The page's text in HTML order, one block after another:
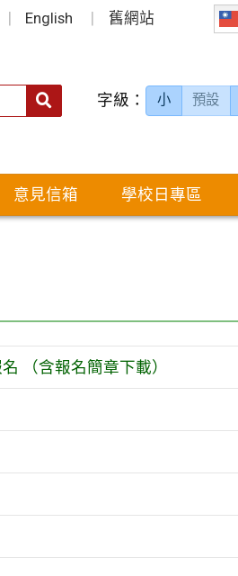
English 舊網站
字級： 小 預設
意見信箱 學校日專區
（含報名簡章下載）